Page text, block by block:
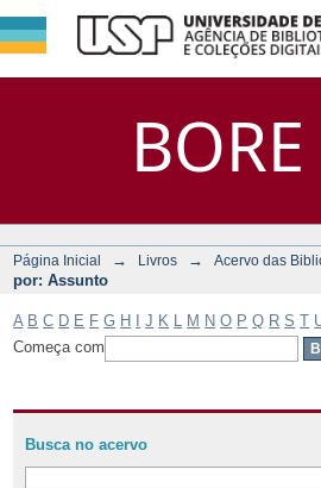
BORE
Filtrar
Assunto
DSpace/Manakin +
Página Inicial → Livros → Acervo das
por: Assunto
A B C D E F G H J K M N O P Q R S T
Começa com
Busca no acervo